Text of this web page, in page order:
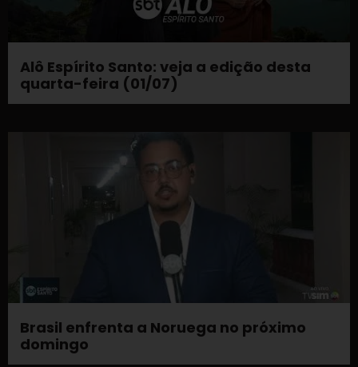
Alô Espírito Santo: veja a edição desta
quarta-feira (01/07)
Brasil enfrenta a Noruega no próximo
domingo